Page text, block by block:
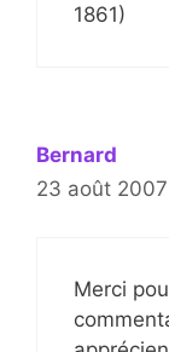
1861)
Bernard
23 août
Merci